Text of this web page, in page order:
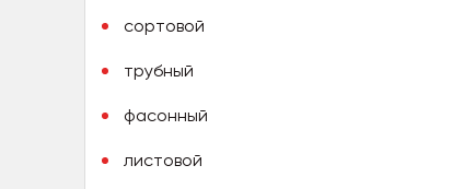
сортовой
трубный
фасонный
листовой